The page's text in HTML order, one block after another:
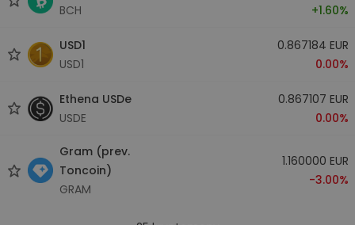
BCH
+1.60%
USD1
USD1
0.867184 EUR
0.00%
Ethena USDe
USDE
0.867107 EUR
0.00%
Gram (prev.
Toncoin)
GRAM
1.160000 EUR
-3.00%